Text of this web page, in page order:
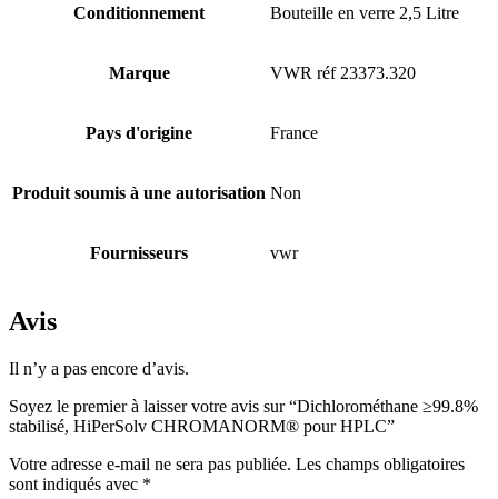
Conditionnement Bouteille en verre 2,5 Litre
Marque VWR réf 23373.320
Pays d'origine France
Produit soumis à une autorisation Non
Fournisseurs vwr
Avis
Il n’y a pas encore d’avis.
Soyez le premier à laisser votre avis sur “Dichlorométhane ≥99.8%
stabilisé, HiPerSolv CHROMANORM® pour HPLC”
Votre adresse e-mail ne sera pas publiée. Les champs obligatoires
sont indiqués avec *